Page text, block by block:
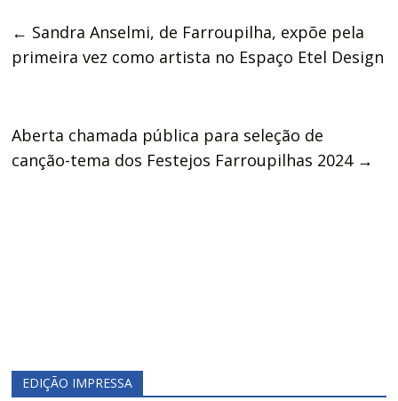
← Sandra Anselmi, de Farroupilha, expõe pela
primeira vez como artista no Espaço Etel Design
Aberta chamada pública para seleção de
canção-tema dos Festejos Farroupilhas 2024 →
EDIÇÃO IMPRESSA